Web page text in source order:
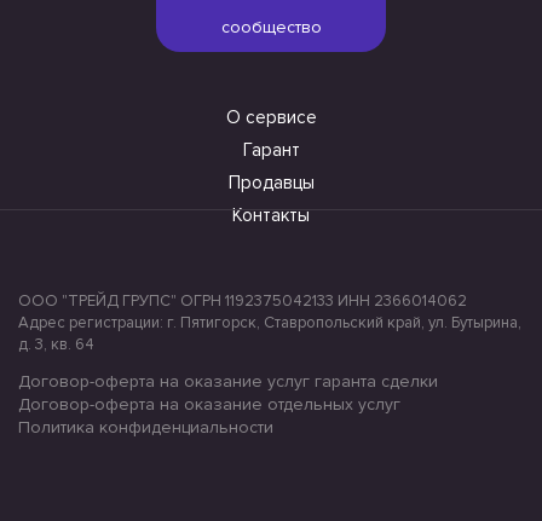
сообщество
О сервисе
Гарант
Продавцы
Контакты
ООО "ТРЕЙД ГРУПС" ОГРН 1192375042133 ИНН 2366014062
Адрес регистрации: г. Пятигорск, Ставропольский край, ул. Бутырина,
д. 3, кв. 64
Договор-оферта на оказание услуг гаранта сделки
Договор-оферта на оказание отдельных услуг
Политика конфиденциальности